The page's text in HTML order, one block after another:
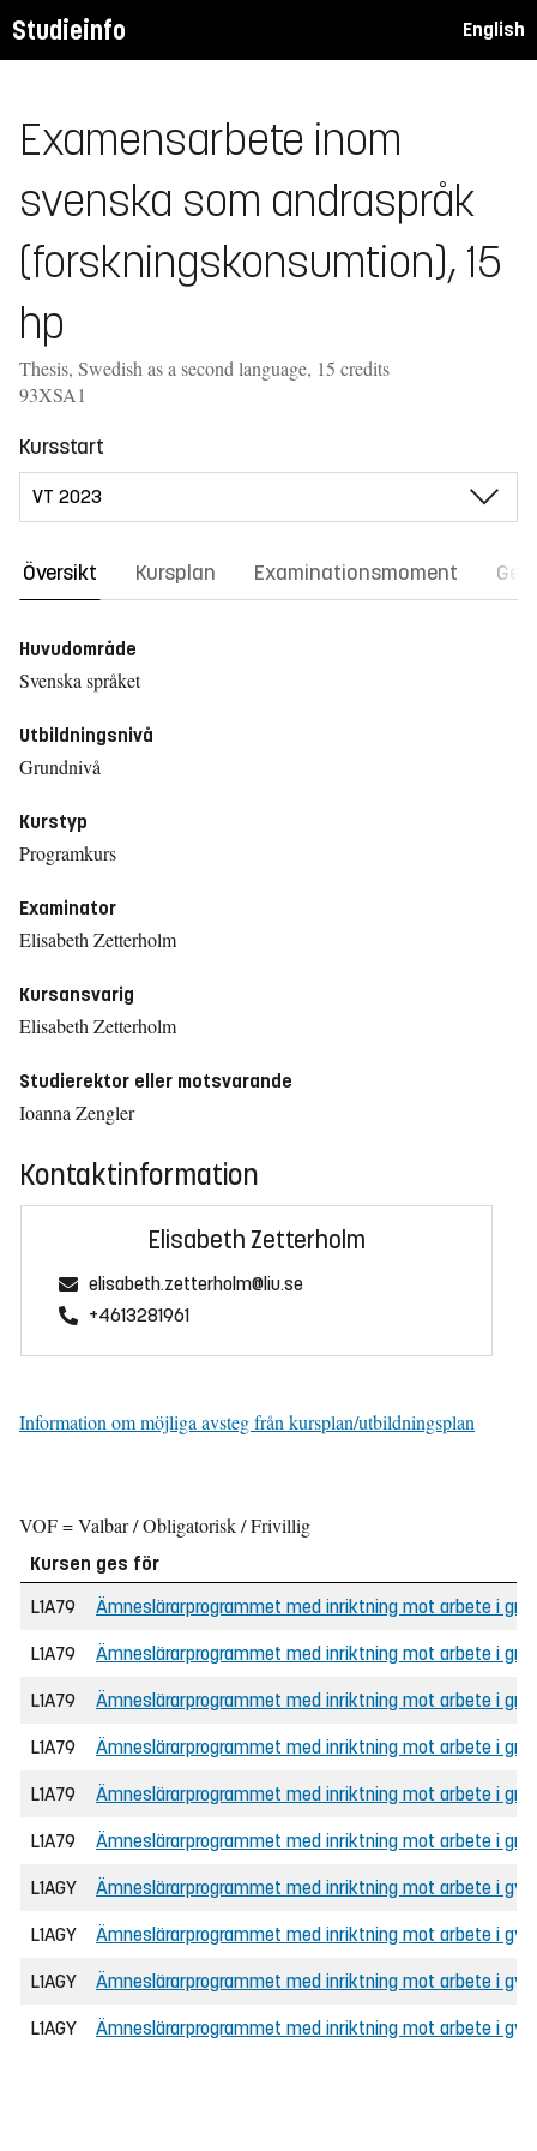
Studieinfo English
Examensarbete inom
svenska som andraspråk
(forskningskonsumtion), 15
hp
Thesis, Swedish as a second language, 15 credits
93XSA1
Kursstart
Översikt Kursplan Examinationsmoment
Huvudområde
Svenska språket
Utbildningsnivå
Grundnivå
Kurstyp
Programkurs
Examinator
Elisabeth Zetterholm
Kursansvarig
Elisabeth Zetterholm
Studierektor eller motsvarande
Ioanna Zengler
Kontaktinformation
Elisabeth Zetterholm
elisabeth.zetterholm@liu.se
+4613281961
Information om möjliga avsteg från kursplan/utbildningsplan
VOF = Valbar / Obligatorisk / Frivillig
Kursen ges för
L1A79
Ämneslärarprogrammet med inriktning mot arbete i
L1A79 Ämneslärarprogrammet med inriktning mot arbete i
L1A79 Ämneslärarprogrammet med inriktning mot arbete i
L1A79 Ämneslärarprogrammet med inriktning mot arbete i
L1A79 Ämneslärarprogrammet med inriktning mot arbete i
L1A79 Ämneslärarprogrammet med inriktning mot arbete i
L1AGY Ämneslärarprogrammet med inriktning mot arbete i
L1AGY Ämneslärarprogrammet med inriktning mot arbete i
L1AGY Ämneslärarprogrammet med inriktning mot arbete i
L1AGY Ämneslärarprogrammet med inriktning mot arbete i